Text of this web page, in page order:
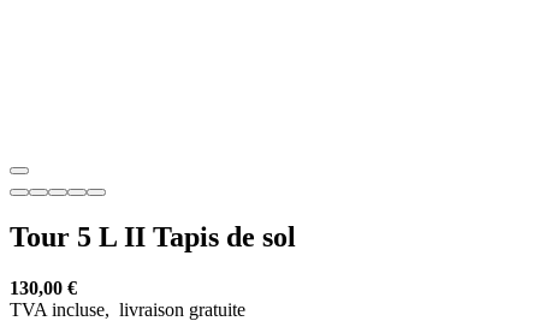
Tour 5 L II Tapis de sol
130,00 €
TVA incluse, livraison gratuite